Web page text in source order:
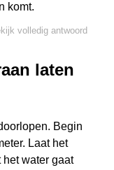
komt.
volledig antwoord
laten
Begin
Laat het
het water gaat